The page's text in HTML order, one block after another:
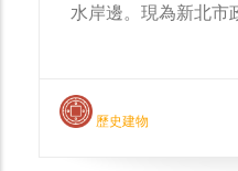
水岸邊。現為新北市
峽祖師廟，並且用
式，建立對在地藝術
歷史建物